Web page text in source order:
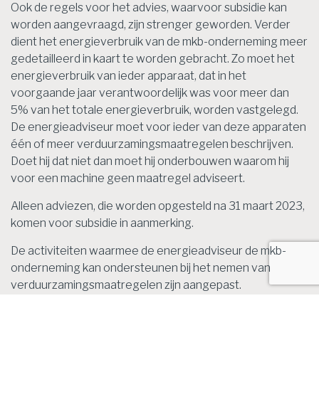
Ook de regels voor het advies, waarvoor subsidie kan
worden aangevraagd, zijn strenger geworden. Verder
dient het energieverbruik van de mkb-onderneming meer
gedetailleerd in kaart te worden gebracht. Zo moet het
energieverbruik van ieder apparaat, dat in het
voorgaande jaar verantwoordelijk was voor meer dan
5% van het totale energieverbruik, worden vastgelegd.
De energieadviseur moet voor ieder van deze apparaten
één of meer verduurzamingsmaatregelen beschrijven.
Doet hij dat niet dan moet hij onderbouwen waarom hij
voor een machine geen maatregel adviseert.
Alleen adviezen, die worden opgesteld na 31 maart 2023,
komen voor subsidie in aanmerking.
De activiteiten waarmee de energieadviseur de mkb-
onderneming kan ondersteunen bij het nemen van
verduurzamingsmaatregelen zijn aangepast.